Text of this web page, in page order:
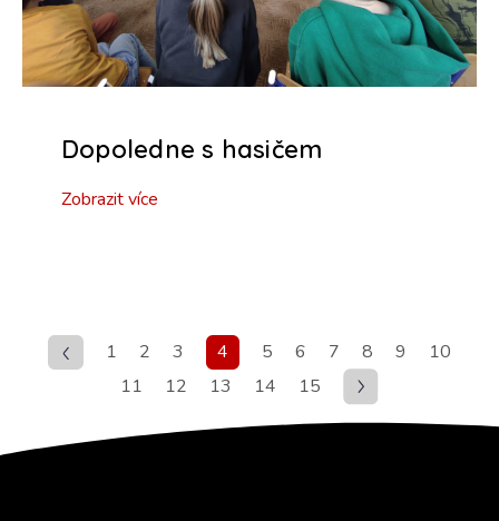
Dopoledne s hasičem
Zobrazit více
1 2 3 4 5 6 7 8 9
10
11
12 13 14 15